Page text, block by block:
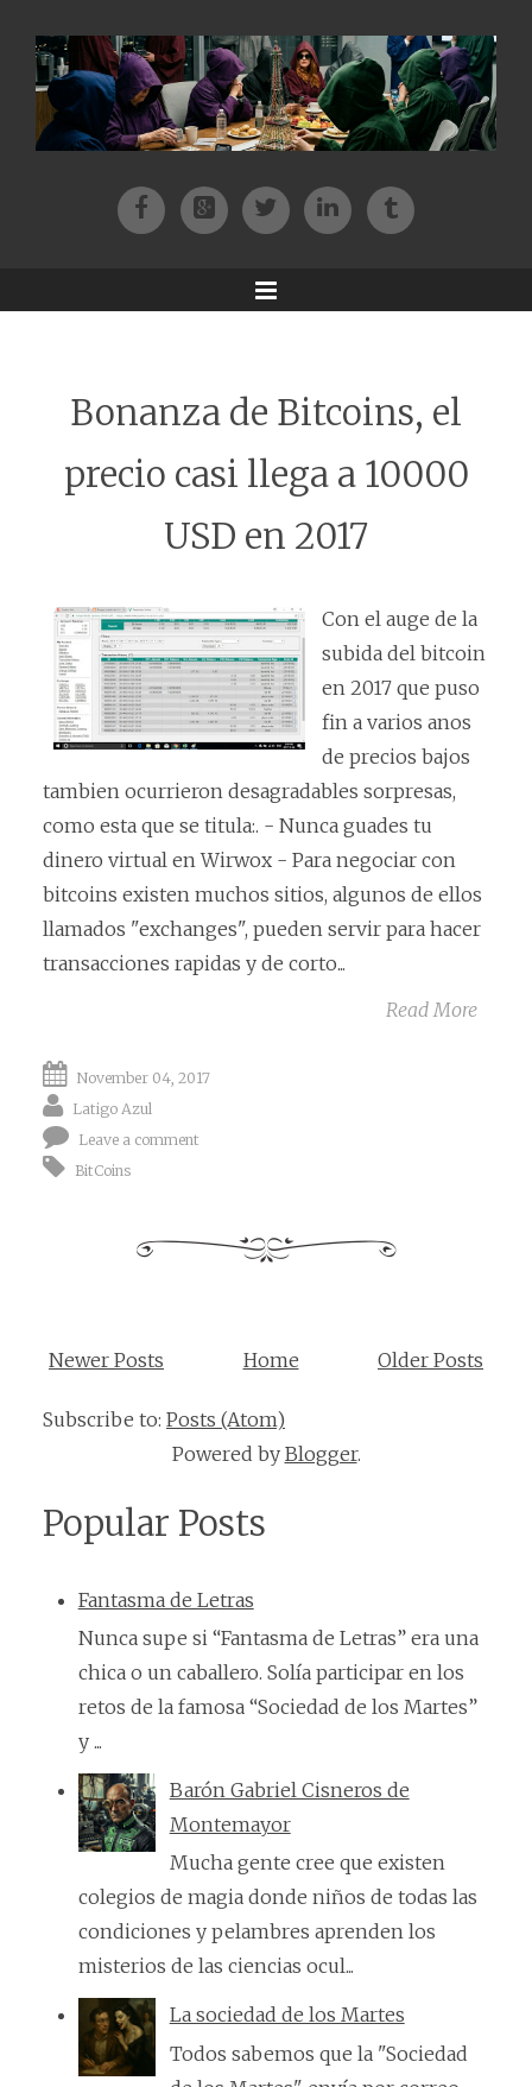
FacebookPatreonTwitterInstagram
Tik-tok
Menu
Bonanza de Bitcoins, el
precio casi llega a 10000
USD en 2017
Con el auge de la
subida del bitcoin
en 2017 que puso
fin a varios anos
de precios bajos
tambien ocurrieron desagradables sorpresas,
como esta que se titula:. - Nunca guades tu
dinero virtual en Wirwox - Para negociar con
bitcoins existen muchos sitios, algunos de ellos
llamados "exchanges", pueden servir para hacer
transacciones rapidas y de corto...
Read More
November 04, 2017
Latigo Azul
Leave a comment
BitCoins
Newer Posts Older Posts
Home
Subscribe to: Posts (Atom)
Powered by Blogger.
Popular Posts
Fantasma de Letras
Nunca supe si “Fantasma de Letras” era una
chica o un caballero. Solía participar en los
retos de la famosa “Sociedad de los Martes”
y ...
Barón Gabriel Cisneros de
Montemayor
Mucha gente cree que existen
colegios de magia donde niños de todas las
condiciones y pelambres aprenden los
misterios de las ciencias ocul...
La sociedad de los Martes
Todos sabemos que la "Sociedad